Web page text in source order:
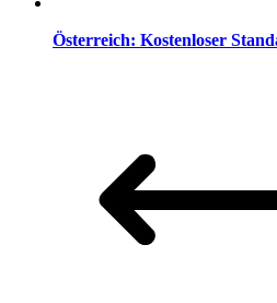
Österreich: Kostenloser